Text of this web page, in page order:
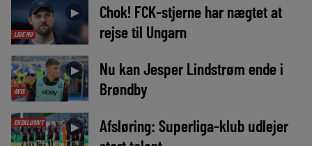
LIGE NU
►
Chok! FCK-stjerne har nægtet at
rejse til Ungarn
AVIS
►
Nu kan Jesper Lindstrøm ende i
Brøndby
EKSKLUSIVT ►
Afsløring: Superliga-klub udlejer